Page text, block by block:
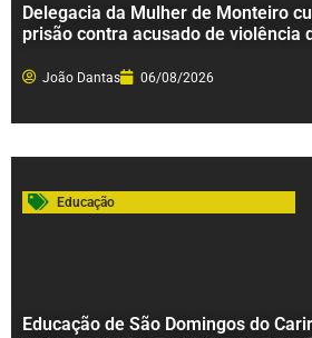
Delegacia da Mulher de Monteiro
prisão contra acusado de violência
João Dantas 06/08/2026
Educação
Educação de São Domingos do